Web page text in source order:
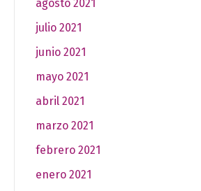
agosto 2021
julio 2021
junio 2021
mayo 2021
abril 2021
marzo 2021
febrero 2021
enero 2021